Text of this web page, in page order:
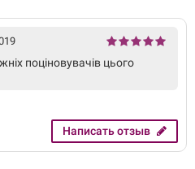
поціновувачів цього
Написать отзыв